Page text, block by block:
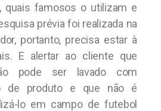
quais famosos o utilizam e
prévia foi realizada na
portanto, precisa estar à
E alertar ao cliente que
pode ser lavado com
de produto e que não é
lo em campo de futebol